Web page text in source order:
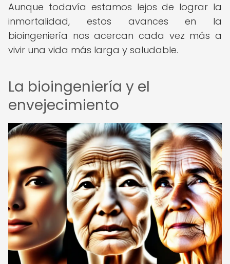
Aunque todavía estamos lejos de lograr la
inmortalidad, estos avances en la
bioingeniería nos acercan cada vez más a
vivir una vida más larga y saludable.
La bioingeniería y el
envejecimiento